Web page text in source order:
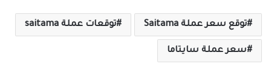
توقع سعر عملة Saitama توقعات عملة saitama
سعر عملة سايتاما